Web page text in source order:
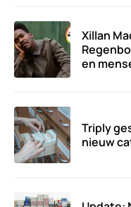
Xillan
en
Triply
nieuw